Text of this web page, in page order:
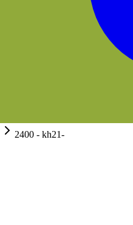
2400 - kh21-